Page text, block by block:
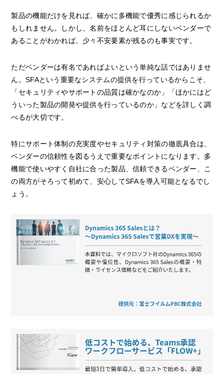
製品の機能だけを見れば、確かに多機能で優秀に感じられるか
もしれません。しかし、名前をほとんど耳にしないベンダーで
あることがわかれば、少々不安要素が残るのも事実です。
ただベンダーは有名であればよいという単純な話ではありませ
ん。SFAという重要なシステムの提供を行っているからこそ、
「セキュリティやサポートの品質は確かなのか」「ほかにはど
ういった製品の開発や提供を行っているのか」などを詳しく調
べるが大切です。
特にサポート体制の充実度やセキュリティ対策の徹底具合は、
ベンダーの信頼性を図るうえで重要なポイントになります。多
機能で使いやすく自社に合った製品、信頼できるベンダー、こ
の両方がそろって初めて、安心してSFAを導入可能となるでし
ょう。